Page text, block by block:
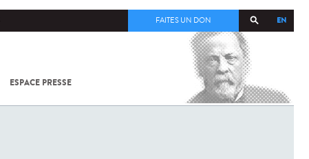
EN
FAITES UN DON
ESPACE PRESSE
COV-2 /